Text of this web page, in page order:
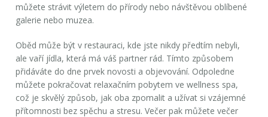
můžete strávit výletem do přírody nebo návštěvou oblíbené
galerie nebo muzea.
Oběd může být v restauraci, kde jste nikdy předtím nebyli,
ale vaří jídla, která má váš partner rád. Tímto způsobem
přidáváte do dne prvek novosti a objevování. Odpoledne
můžete pokračovat relaxačním pobytem ve wellness spa,
což je skvělý způsob, jak oba zpomalit a užívat si vzájemné
přítomnosti bez spěchu a stresu. Večer pak můžete večer